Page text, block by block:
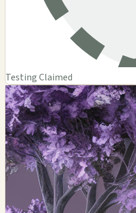
Testing Claimed